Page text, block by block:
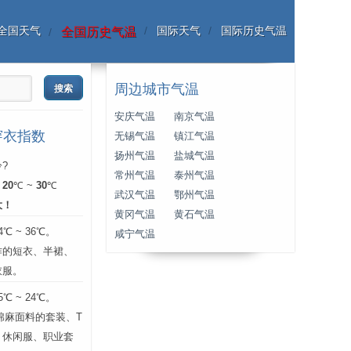
国天气 全国历史气温 国际天气 国际历史气温
指数
?
20℃ ~ 30℃
~ 36℃。
短衣、半裙、
。
~ 24℃。
面料的套装、T
闲服、职业套
周边城市气温
安庆气温
南京气温
无锡气温
镇江气温
扬州气温
盐城气温
常州气温
泰州气温
武汉气温
鄂州气温
黄冈气温
黄石气温
咸宁气温